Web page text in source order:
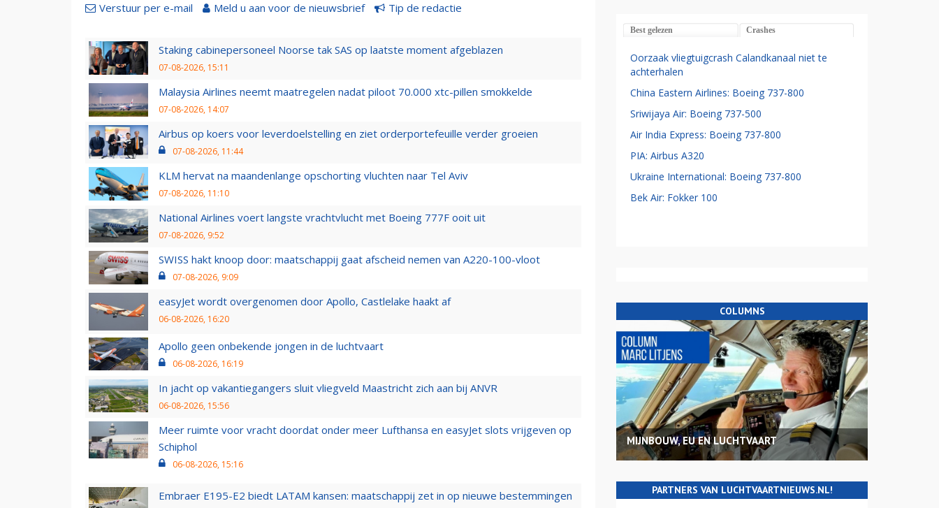
Verstuur per e-mail Meld u aan voor de nieuwsbrief Tip de redactie
Staking cabinepersoneel Noorse tak SAS op laatste moment afgeblazen
07-08-2026, 15:11
Malaysia Airlines neemt maatregelen nadat piloot 70.000 xtc-pillen smokkelde
07-08-2026, 14:07
Airbus op koers voor leverdoelstelling en ziet orderportefeuille verder groeien
07-08-2026, 11:44
KLM hervat na maandenlange opschorting vluchten naar Tel Aviv
07-08-2026, 11:10
National Airlines voert langste vrachtvlucht met Boeing 777F ooit uit
07-08-2026, 9:52
SWISS hakt knoop door: maatschappij gaat afscheid nemen van A220-100-vloot
07-08-2026, 9:09
easyJet wordt overgenomen door Apollo, Castlelake haakt af
06-08-2026, 16:20
Apollo geen onbekende jongen in de luchtvaart
06-08-2026, 16:19
In jacht op vakantiegangers sluit vliegveld Maastricht zich aan bij ANVR
06-08-2026, 15:56
Meer ruimte voor vracht doordat onder meer Lufthansa en easyJet slots vrijgeven op
Schiphol
06-08-2026, 15:16
Embraer E195-E2 biedt LATAM kansen: maatschappij zet in op nieuwe bestemmingen
Best gelezen Crashes
Oorzaak vliegtuigcrash Calandkanaal niet te
achterhalen
China Eastern Airlines: Boeing 737-800
Sriwijaya Air: Boeing 737-500
Air India Express: Boeing 737-800
PIA: Airbus A320
Ukraine International: Boeing 737-800
Bek Air: Fokker 100
COLUMNS
MIJNBOUW, EU EN LUCHTVAART
PARTNERS VAN LUCHTVAARTNIEUWS.NL!